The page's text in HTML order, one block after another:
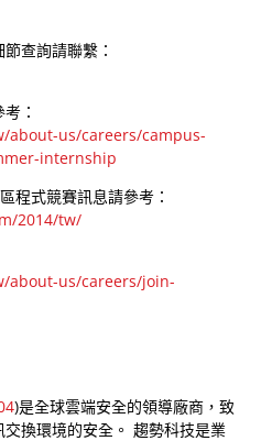
查詢請聯繫：
：
us/careers/campus-
internship
程式競賽訊息請參考：
2014/tw/
us/careers/join-
)是全球雲端安全的領導廠商，致
換環境的安全。 趨勢科技是業